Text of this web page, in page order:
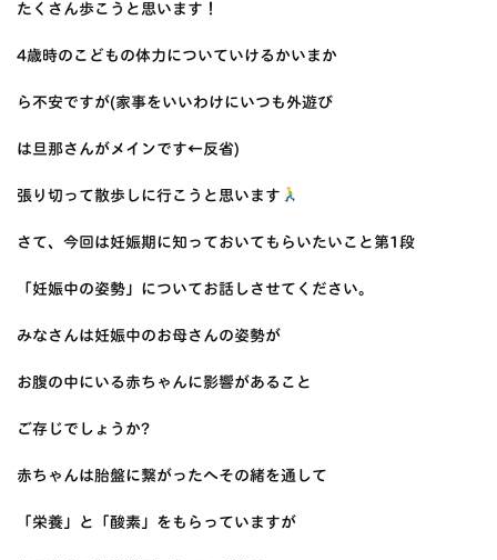
たくさん歩こうと思います！
4歳時のこどもの体力についていけるかいまか
ら不安ですが(家事をいいわけにいつも外遊び
は旦那さんがメインです←反省)
張り切って散歩しに行こうと思います
さて、今回は妊娠期に知っておいてもらいたいこと第1段
「妊娠中の姿勢」についてお話しさせてください。
みなさんは妊娠中のお母さんの姿勢が
お腹の中にいる赤ちゃんに影響があること
ご存じでしょうか?
赤ちゃんは胎盤に繋がったへその緒を通して
「栄養」と「酸素」をもらっていますが